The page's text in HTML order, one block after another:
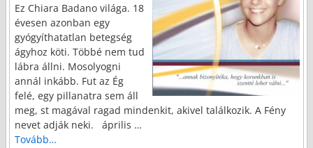
Ez Chiara Badano világa. 18
évesen azonban egy
gyógyíthatatlan betegség
ágyhoz köti. Többé nem tud
lábra állni. Mosolyogni
annál inkább. Fut az Ég
felé, egy pillanatra sem áll
meg, st magával ragad mindenkit, akivel találkozik. A Fény
nevet adják neki. április …
Tovább…